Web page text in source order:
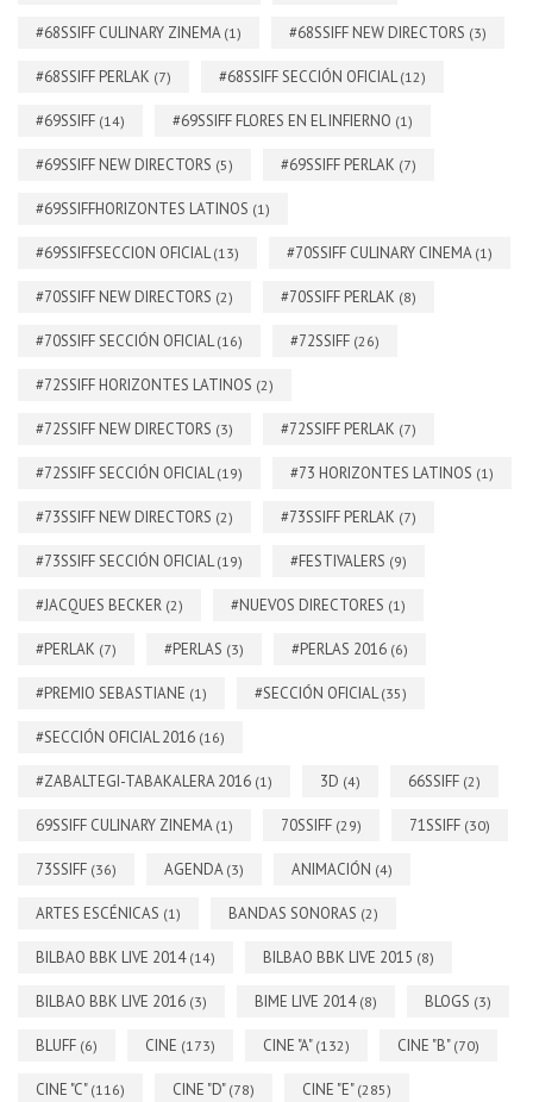
#68SSIFF CULINARY ZINEMA (1) #68SSIFF NEW DIRECTORS (3)
#68SSIFF PERLAK (7) #68SSIFF SECCIÓN OFICIAL(12)
#69SSIFF (14) #69SSIFF FLORES EN EL INFIERNO (1)
#69SSIFF NEW DIRECTORS (5) #69SSIFF PERLAK (7)
#69SSIFFHORIZONTES LATINOS (1)
#69SSIFFSECCION OFICIAL(13) #70SSIFF CULINARY CINEMA (1)
#70SSIFF NEW DIRECTORS (2) #70SSIFF PERLAK (8)
#70SSIFF SECCIÓN OFICIAL(16) #72SSIFF (26)
#72SSIFF HORIZONTES LATINOS (2)
#72SSIFF NEW DIRECTORS (3) #72SSIFF PERLAK (7)
#72SSIFF SECCIÓN OFICIAL(19) #73 HORIZONTES LATINOS (1)
#73SSIFF NEW DIRECTORS (2) #73SSIFF PERLAK (7)
#73SSIFF SECCIÓN OFICIAL(19) #FESTIVALERS (9)
#JACQUES BECKER (2) #NUEVOS DIRECTORES (1)
#PERLAK (7) #PERLAS (3) #PERLAS 2016 (6)
#PREMIO SEBASTIANE (1) #SECCIÓN OFICIAL(35)
#SECCIÓN OFICIAL 2016 (16)
#ZABALTEGI-TABAKALERA 2016 (1) 3D (4) 66SSIFF (2)
69SSIFF CULINARY ZINEMA (1) 70SSIFF (29) 71SSIFF (30)
73SSIFF (36) AGENDA (3) ANIMACIÓN (4)
ARTES ESCÉNICAS (1) BANDAS SONORAS (2)
BILBAO BBK LIVE 2014 (14) BILBAO BBK LIVE 2015 (8)
BILBAO BBK LIVE 2016 (3) BIME LIVE 2014 (8) BLOGS (3)
BLUFF (6) CINE (173) CINE "A" (132) CINE "B" (70)
CINE "C" (116) CINE "D" (78) CINE "E" (285)